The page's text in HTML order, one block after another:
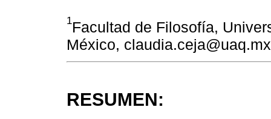
1Facultad de Filosofía,
México, claudia.ceja@uaq.mx
RESUMEN: